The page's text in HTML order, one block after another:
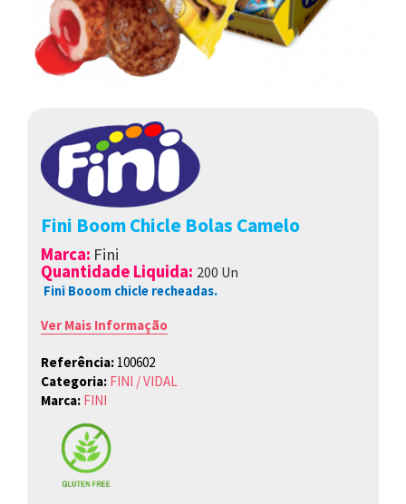
Fini Boom Chicle Bolas Camelo
Marca: Fini
Quantidade Liquida: 200 Un
Fini Booom chicle recheadas.
Ver Mais Informação
Referência: 100602
Categoria: FINI / VIDAL
Marca: FINI